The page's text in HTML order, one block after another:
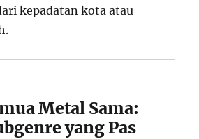
kepadatan kota atau
Metal Sama:
yang Pas